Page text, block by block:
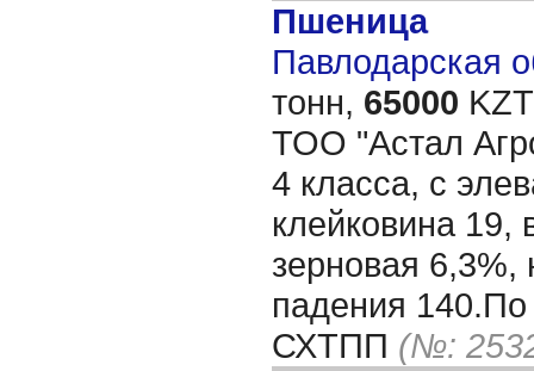
Пшеница
Павлодарская
тонн, 65000
ТОО "Астал
4 класса, с
клейковина 19,
зерновая 6,3%,
падения
СХТПП (№: